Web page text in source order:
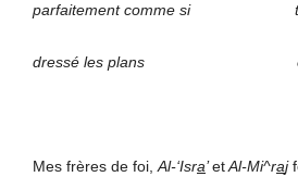
parfaitement comme si tu en
dressé les plans et
Mes frères de foi,Al-‘Isra’etAl-Mi^raj